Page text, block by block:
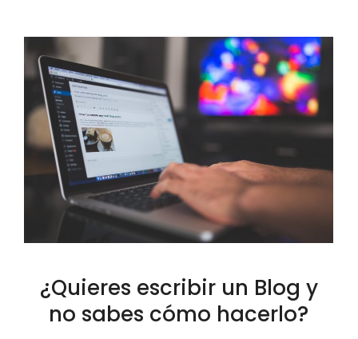
¿Quieres escribir un Blog y
no sabes cómo hacerlo?